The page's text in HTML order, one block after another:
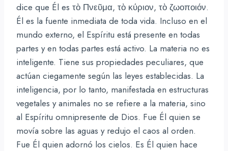
dice que Él es τὸ Πνεῦμα, τὸ κύριον, τὸ ζωοποιόν.
Él es la fuente inmediata de toda vida. Incluso en el
mundo externo, el Espíritu está presente en todas
partes y en todas partes está activo. La materia no es
inteligente. Tiene sus propiedades peculiares, que
actúan ciegamente según las leyes establecidas. La
inteligencia, por lo tanto, manifestada en estructuras
vegetales y animales no se refiere a la materia, sino
al Espíritu omnipresente de Dios. Fue Él quien se
movía sobre las aguas y redujo el caos al orden.
Fue Él quien adornó los cielos. Es Él quien hace